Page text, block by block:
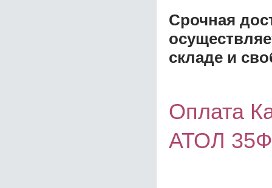
Срочная
складе и
Оплата
АТОЛ